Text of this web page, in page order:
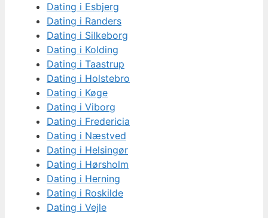
Dating i Esbjerg
Dating i Randers
Dating i Silkeborg
Dating i Kolding
Dating i Taastrup
Dating i Holstebro
Dating i Køge
Dating i Viborg
Dating i Fredericia
Dating i Næstved
Dating i Helsingør
Dating i Hørsholm
Dating i Herning
Dating i Roskilde
Dating i Vejle